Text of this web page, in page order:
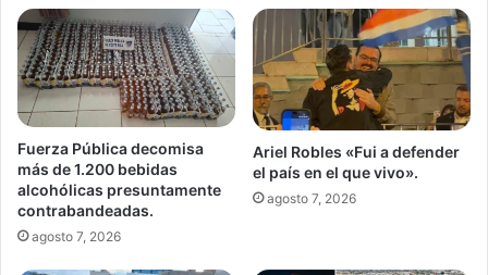
tajo
Comag
Fuerza Pública decomisa
más de 1.200 bebidas
alcohólicas presuntamente
contrabandeadas.
agosto 7, 2026
Ariel Robles «Fui a defender
el país en el que vivo».
agosto 7, 2026